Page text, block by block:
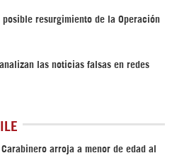
posible resurgimiento de la Operación
las noticias falsas en redes
arroja a menor de edad al